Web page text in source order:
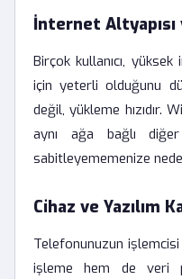
İnternet Altyapısı
Birçok kullanıcı,
için yeterli olduğunu
değil, yükleme hızıdır.
aynı ağa bağlı
sabitleyememenize
Cihaz ve Yazılım
Telefonunuzun
işleme hem de veri